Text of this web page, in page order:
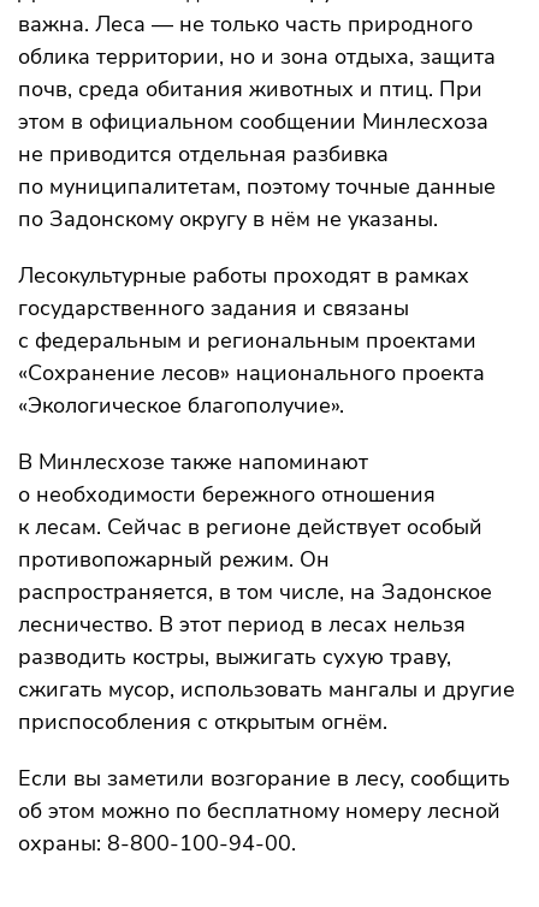
важна. Леса — не только часть природного
облика территории, но и зона отдыха, защита
почв, среда обитания животных и птиц. При
этом в официальном сообщении Минлесхоза
не приводится отдельная разбивка
по муниципалитетам, поэтому точные данные
по Задонскому округу в нём не указаны.
Лесокультурные работы проходят в рамках
государственного задания и связаны
с федеральным и региональным проектами
«Сохранение лесов» национального проекта
«Экологическое благополучие».
В Минлесхозе также напоминают
о необходимости бережного отношения
к лесам. Сейчас в регионе действует особый
противопожарный режим. Он
распространяется, в том числе, на Задонское
лесничество. В этот период в лесах нельзя
разводить костры, выжигать сухую траву,
сжигать мусор, использовать мангалы и другие
приспособления с открытым огнём.
Если вы заметили возгорание в лесу, сообщить
об этом можно по бесплатному номеру лесной
охраны: 8-800-100-94-00.